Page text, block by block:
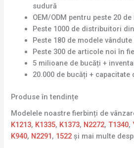
sudură
OEM/ODM pentru peste 20
Peste 1000 de distribuitori
Peste 180 de modele
Peste 300 de articole noi în
5 milioane de bucăți +
20.000 de bucăți +
Produse în tendințe
Modelele noastre fierbinți de
K1213, K1335, K1373, N2272,T1340,
K940, N2291 , 1522și mai multe